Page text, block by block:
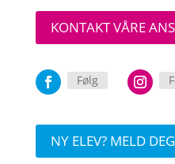
KONTAKT VÅRE
Følg
NY ELEV? MELD